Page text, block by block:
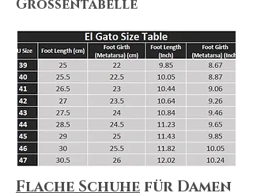
Größentabelle
Flache Schuhe für Damen